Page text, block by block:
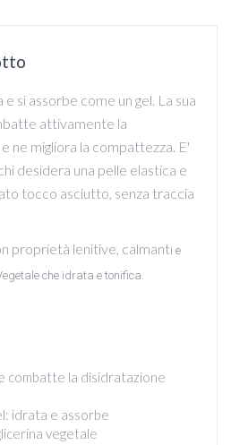
si assorbe come un gel. La sua
attivamente la
ne migliora la compattezza. E'
desidera una pelle elastica e
tocco asciutto, senza traccia
proprietà lenitive, calmanti e
che idrata e tonifica.
combatte la disidratazione
idrata e assorbe
vegetale